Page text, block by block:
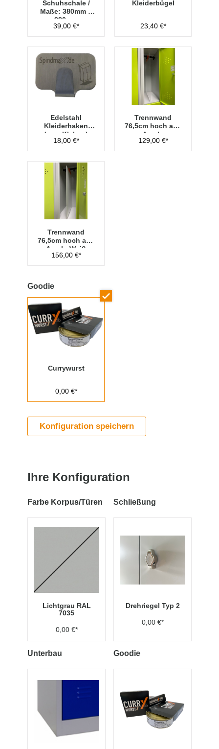
Schuhschale /
Maße: 380mm x
280mm
39,00 €*
Kleiderbügel
23,40 €*
Edelstahl
Kleiderhaken
(zum Kleben)
18,00 €*
Trennwand
76,5cm hoch aus
Acryl -
Transparent
129,00 €*
Trennwand
76,5cm hoch aus
Acryl - Weiß
156,00 €*
Goodie
Currywurst
0,00 €*
Konfiguration speichern
Ihre Konfiguration
Farbe Korpus/Türen
Lichtgrau RAL
7035
0,00 €*
Schließung
Drehriegel Typ 2
0,00 €*
Unterbau Goodie